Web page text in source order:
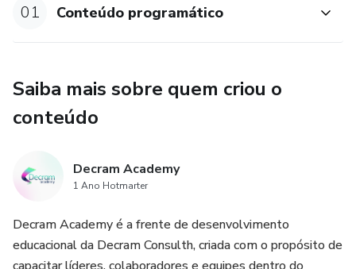
01 Conteúdo programático
Saiba mais sobre quem criou o
conteúdo
Decram Academy
1 Ano Hotmarter
Decram Academy é a frente de desenvolvimento
educacional da Decram Consulth, criada com o propósito de